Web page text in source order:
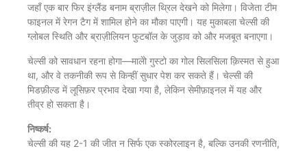
जहाँ एक बार फिर इंग्लैंड बनाम ब्राज़ील थ्रिल देखने को मिलेगा। विजेता टीम
फाइनल में रेगन टैग में शामिल होने का मौका पाएगी। यह मुकाबला चेल्सी की
ग्लोबल स्थिति और ब्राज़ीलियन फुटबॉल के जुड़ाव को और मजबूत बनाएगा।
चेल्सी को सावधान रहना होगा—मालेो गुस्टो का गोल सिलसिला क़िस्मत से हुआ
था, और वे तकनीकी रूप से किन्हीं सुधार पेश कर सकते हैं। चेल्सी की
मिडफ़ील्ड में लूसिफ़र प्रभाव देखा गया है, लेकिन सेमीफ़ाइनल में यह और
तीव्र हो सकता है।
निष्कर्ष:
चेल्सी की यह 2-1 की जीत न सिर्फ एक स्कोरलाइन है, बल्कि उनकी रणनीति,